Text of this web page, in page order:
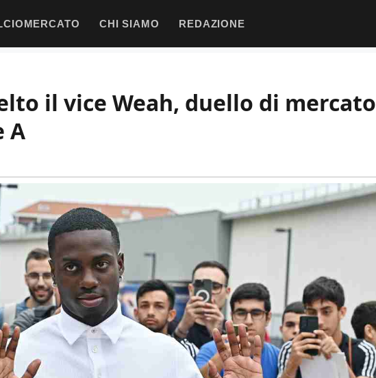
CHI SIAMO REDAZIONE
il vice Weah, duello di mercato
A